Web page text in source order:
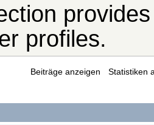
profiles.
Beiträge anzeigen Statistiken